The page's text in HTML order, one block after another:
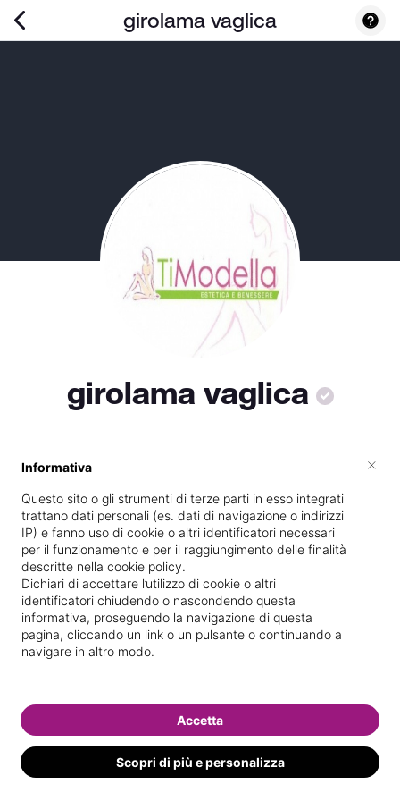
girolama vaglica
girolama vaglica
Specializzata in
laser/luce pulsata
Vedi le informazioni di girolama
Informativa
Questo sito o gli strumenti di terze parti in esso integrati
trattano dati personali (es. dati di navigazione o indirizzi
IP) e fanno uso di cookie o altri identificatori necessari
per il funzionamento e per il raggiungimento delle finalità
descritte nella cookie policy.
Dichiari di accettare l’utilizzo di cookie o altri
identificatori chiudendo o nascondendo questa
informativa, proseguendo la navigazione di questa
pagina, cliccando un link o un pulsante o continuando a
navigare in altro modo.
Scopri di più e personalizza
Accetta
×